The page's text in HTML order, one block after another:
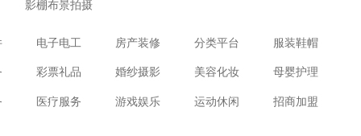
影棚布景拍摄
电子电工 房产装修 分类平台 服装鞋帽
彩票礼品 婚纱摄影 美容化妆 母婴护理
医疗服务 游戏娱乐 运动休闲 招商加盟